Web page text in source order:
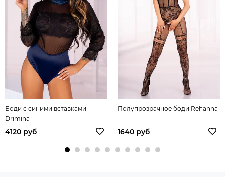
Боди с синими вставками
Drimina
4120 руб
Полупрозрачное боди Rehanna
1640 руб